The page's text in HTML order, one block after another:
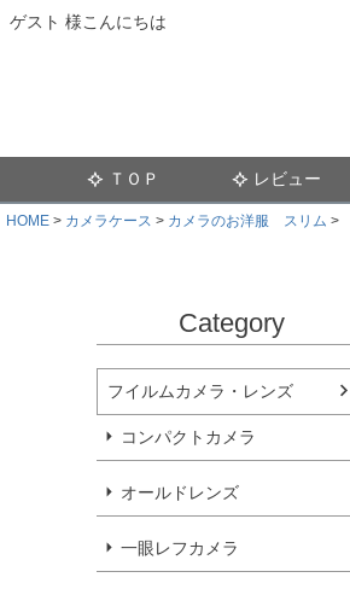
ゲスト 様こんにちは
ＴＯＰ レビュー
HOME カメラケース カメラのお洋服 スリム
Category
フイルムカメラ・レンズ
コンパクトカメラ
オールドレンズ
一眼レフカメラ